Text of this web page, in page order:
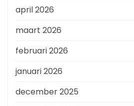
april 2026
maart 2026
februari 2026
januari 2026
december 2025